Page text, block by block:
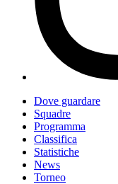
Dove guardare
Squadre
Programma
Classifica
Statistiche
News
Torneo